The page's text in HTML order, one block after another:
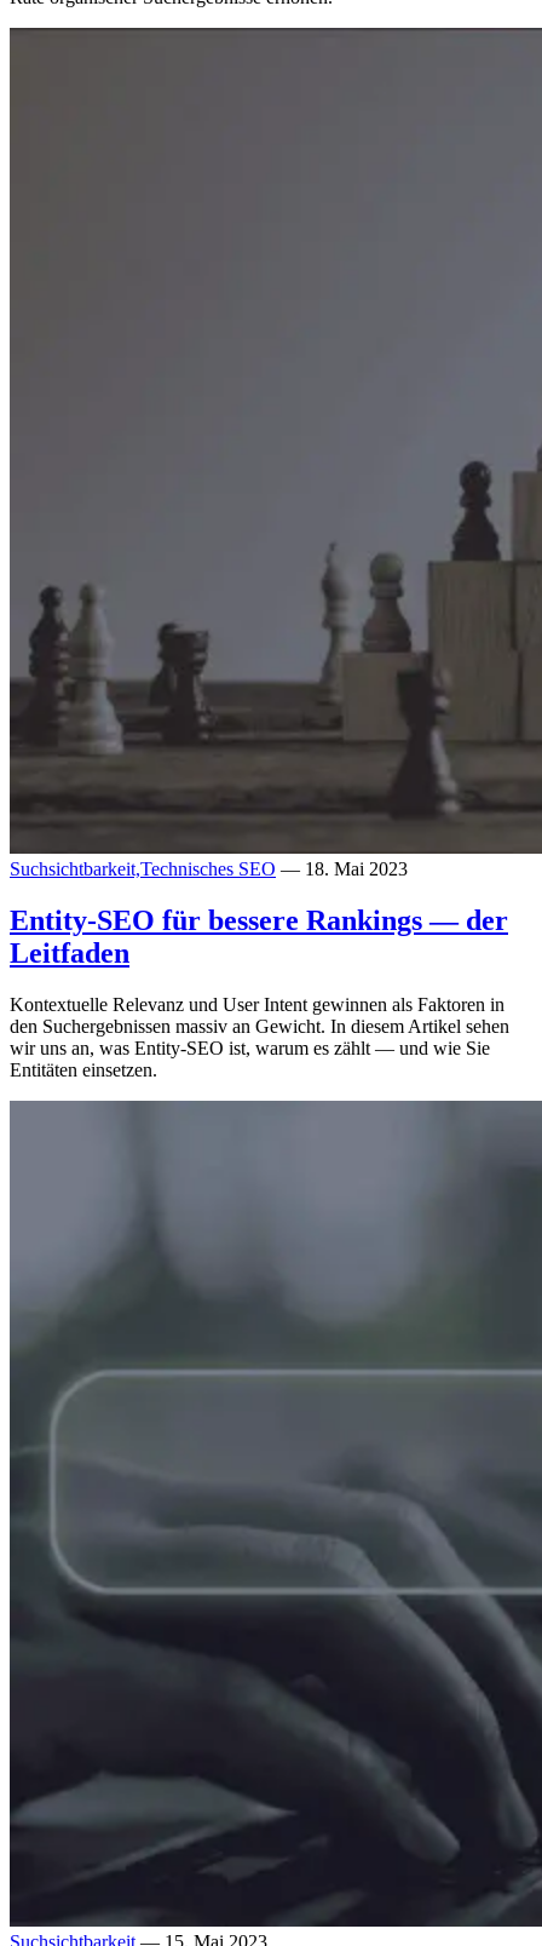
Suchsichtbarkeit,Technisches SEO — 18. Mai 2023
Entity-SEO für bessere Rankings — der
Leitfaden
Kontextuelle Relevanz und User Intent gewinnen als Faktoren in
den Suchergebnissen massiv an Gewicht. In diesem Artikel sehen
wir uns an, was Entity-SEO ist, warum es zählt — und wie Sie
Entitäten einsetzen.
Suchsichtbarkeit — 15. Mai 2023